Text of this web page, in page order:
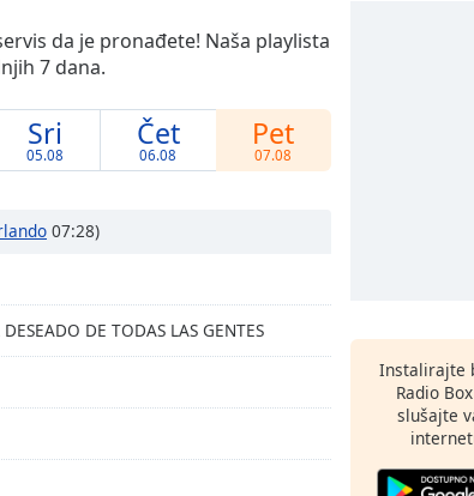
da je pronađete! Naša playlista
7 dana.
Sri
05.08
Čet
06.08
Pet
07.08
07:28)
DE TODAS LAS GENTES
Instalirajte
Radio
slušajte